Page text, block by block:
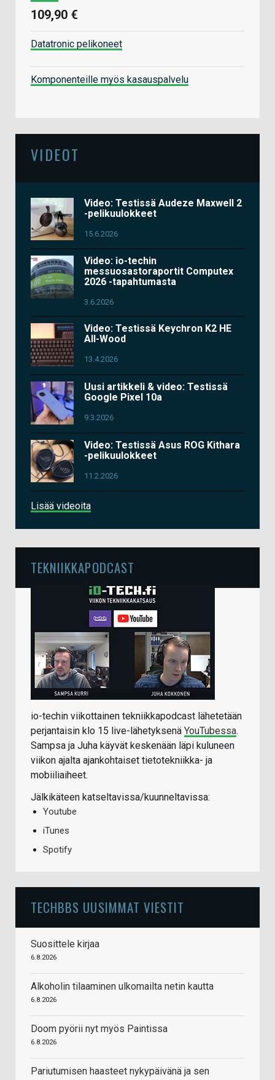
109,90 €
Datatronic pelikoneet
Komponenteille myös kasauspalvelu
VIDEOT
Video: Testissä Audeze Maxwell 2
-pelikuulokkeet
15.6.2026
Video: io-techin
messuosastoraportit Computex
2026 -tapahtumasta
3.6.2026
Video: Testissä Keychron K2 HE
All-Wood
13.4.2026
Uusi artikkeli & video: Testissä
Google Pixel 10a
9.3.2026
Video: Testissä Asus ROG Kithara
-pelikuulokkeet
11.2.2026
Lisää videoita
TEKNIIKKAPODCAST
io-techin viikottainen tekniikkapodcast lähetetään
perjantaisin klo 15 live-lähetyksenä YouTubessa.
Sampsa ja Juha käyvät keskenään läpi kuluneen
viikon ajalta ajankohtaiset tietotekniikka- ja
mobiiliaiheet.
Jälkikäteen katseltavissa/kuunneltavissa:
Youtube
iTunes
Spotify
TECHBBS UUSIMMAT VIESTIT
Suosittele kirjaa
6.8.2026
Alkoholin tilaaminen ulkomailta netin kautta
6.8.2026
Doom pyörii nyt myös Paintissa
6.8.2026
Pariutumisen haasteet nykypäivänä ja sen